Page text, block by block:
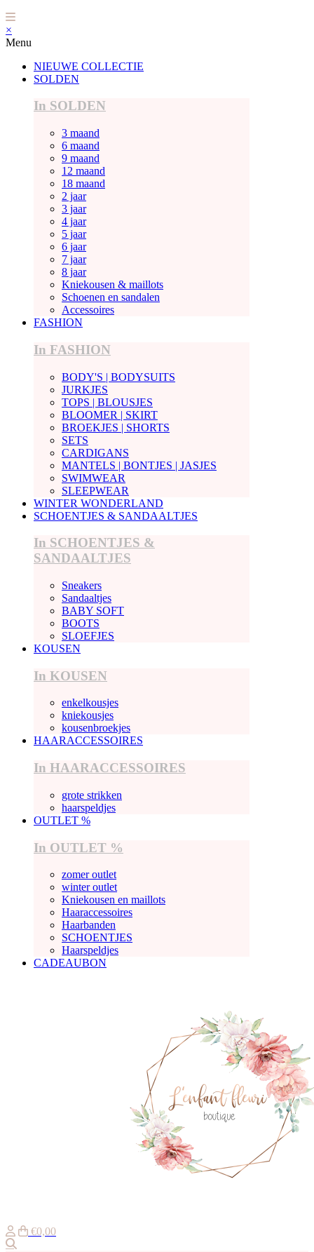
×
Menu
NIEUWE COLLECTIE
SOLDEN
In SOLDEN
3 maand
6 maand
9 maand
12 maand
18 maand
2 jaar
3 jaar
4 jaar
5 jaar
6 jaar
7 jaar
8 jaar
Kniekousen & maillots
Schoenen en sandalen
Accessoires
FASHION
In FASHION
BODY'S | BODYSUITS
JURKJES
TOPS | BLOUSJES
BLOOMER | SKIRT
BROEKJES | SHORTS
SETS
CARDIGANS
MANTELS | BONTJES | JASJES
SWIMWEAR
SLEEPWEAR
WINTER WONDERLAND
SCHOENTJES & SANDAALTJES
In SCHOENTJES &
SANDAALTJES
Sneakers
Sandaaltjes
BABY SOFT
BOOTS
SLOEFJES
KOUSEN
In KOUSEN
enkelkousjes
kniekousjes
kousenbroekjes
HAARACCESSOIRES
In HAARACCESSOIRES
grote strikken
haarspeldjes
OUTLET %
In OUTLET %
zomer outlet
winter outlet
Kniekousen en maillots
Haaraccessoires
Haarbanden
SCHOENTJES
Haarspeldjes
CADEAUBON
€0,00